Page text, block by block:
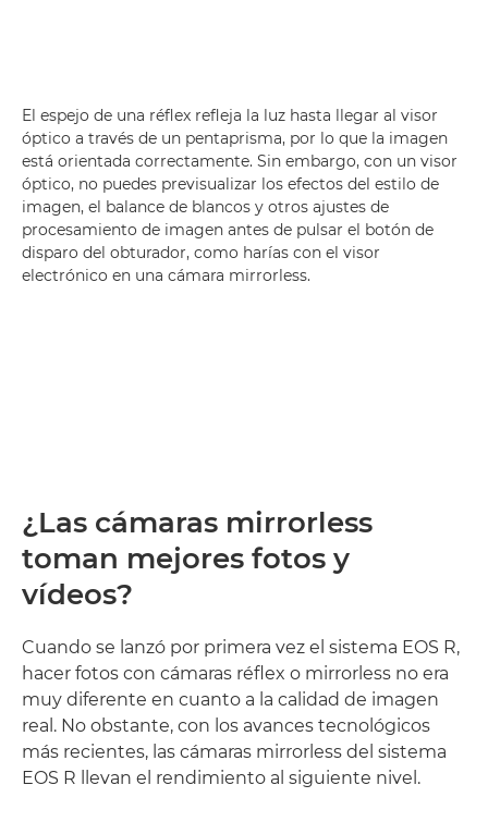
El espejo de una réflex refleja la luz hasta llegar al visor
óptico a través de un pentaprisma, por lo que la imagen
está orientada correctamente. Sin embargo, con un visor
óptico, no puedes previsualizar los efectos del estilo de
imagen, el balance de blancos y otros ajustes de
procesamiento de imagen antes de pulsar el botón de
disparo del obturador, como harías con el visor
electrónico en una cámara mirrorless.
¿Las cámaras mirrorless
toman mejores fotos y
vídeos?
Cuando se lanzó por primera vez el sistema EOS R,
hacer fotos con cámaras réflex o mirrorless no era
muy diferente en cuanto a la calidad de imagen
real. No obstante, con los avances tecnológicos
más recientes, las cámaras mirrorless del sistema
EOS R llevan el rendimiento al siguiente nivel.